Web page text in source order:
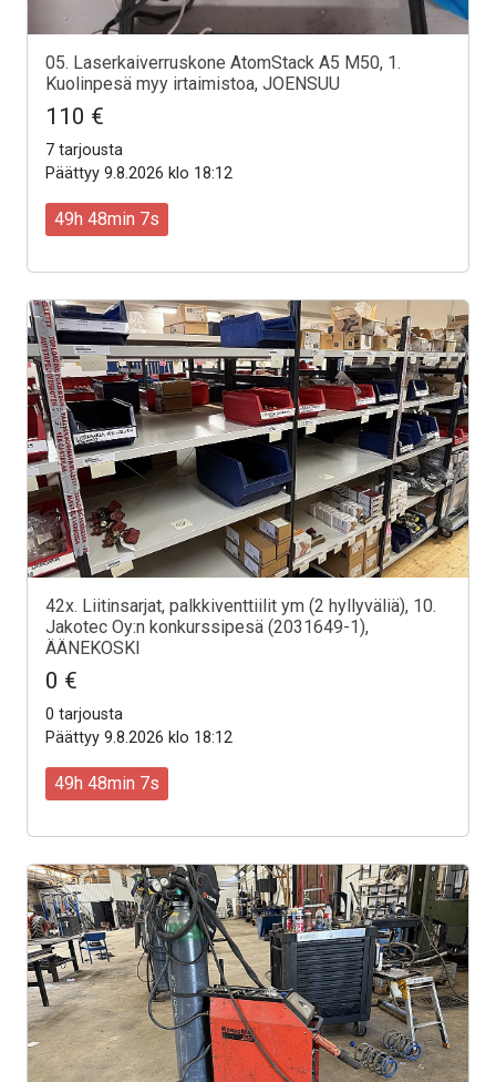
05. Laserkaiverruskone AtomStack A5 M50, 1.
Kuolinpesä myy irtaimistoa, JOENSUU
110 €
7 tarjousta
Päättyy 9.8.2026 klo 18:12
49h 48min 5s
42x. Liitinsarjat, palkkiventtiilit ym (2 hyllyväliä), 10.
Jakotec Oy:n konkurssipesä (2031649-1),
ÄÄNEKOSKI
0 €
0 tarjousta
Päättyy 9.8.2026 klo 18:12
49h 48min 5s